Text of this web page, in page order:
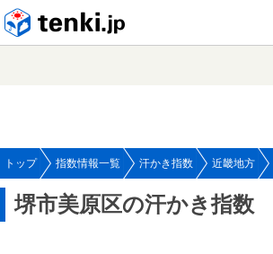
トップ 指数情報一覧 汗かき指数 近畿地方
堺市美原区の汗かき指数